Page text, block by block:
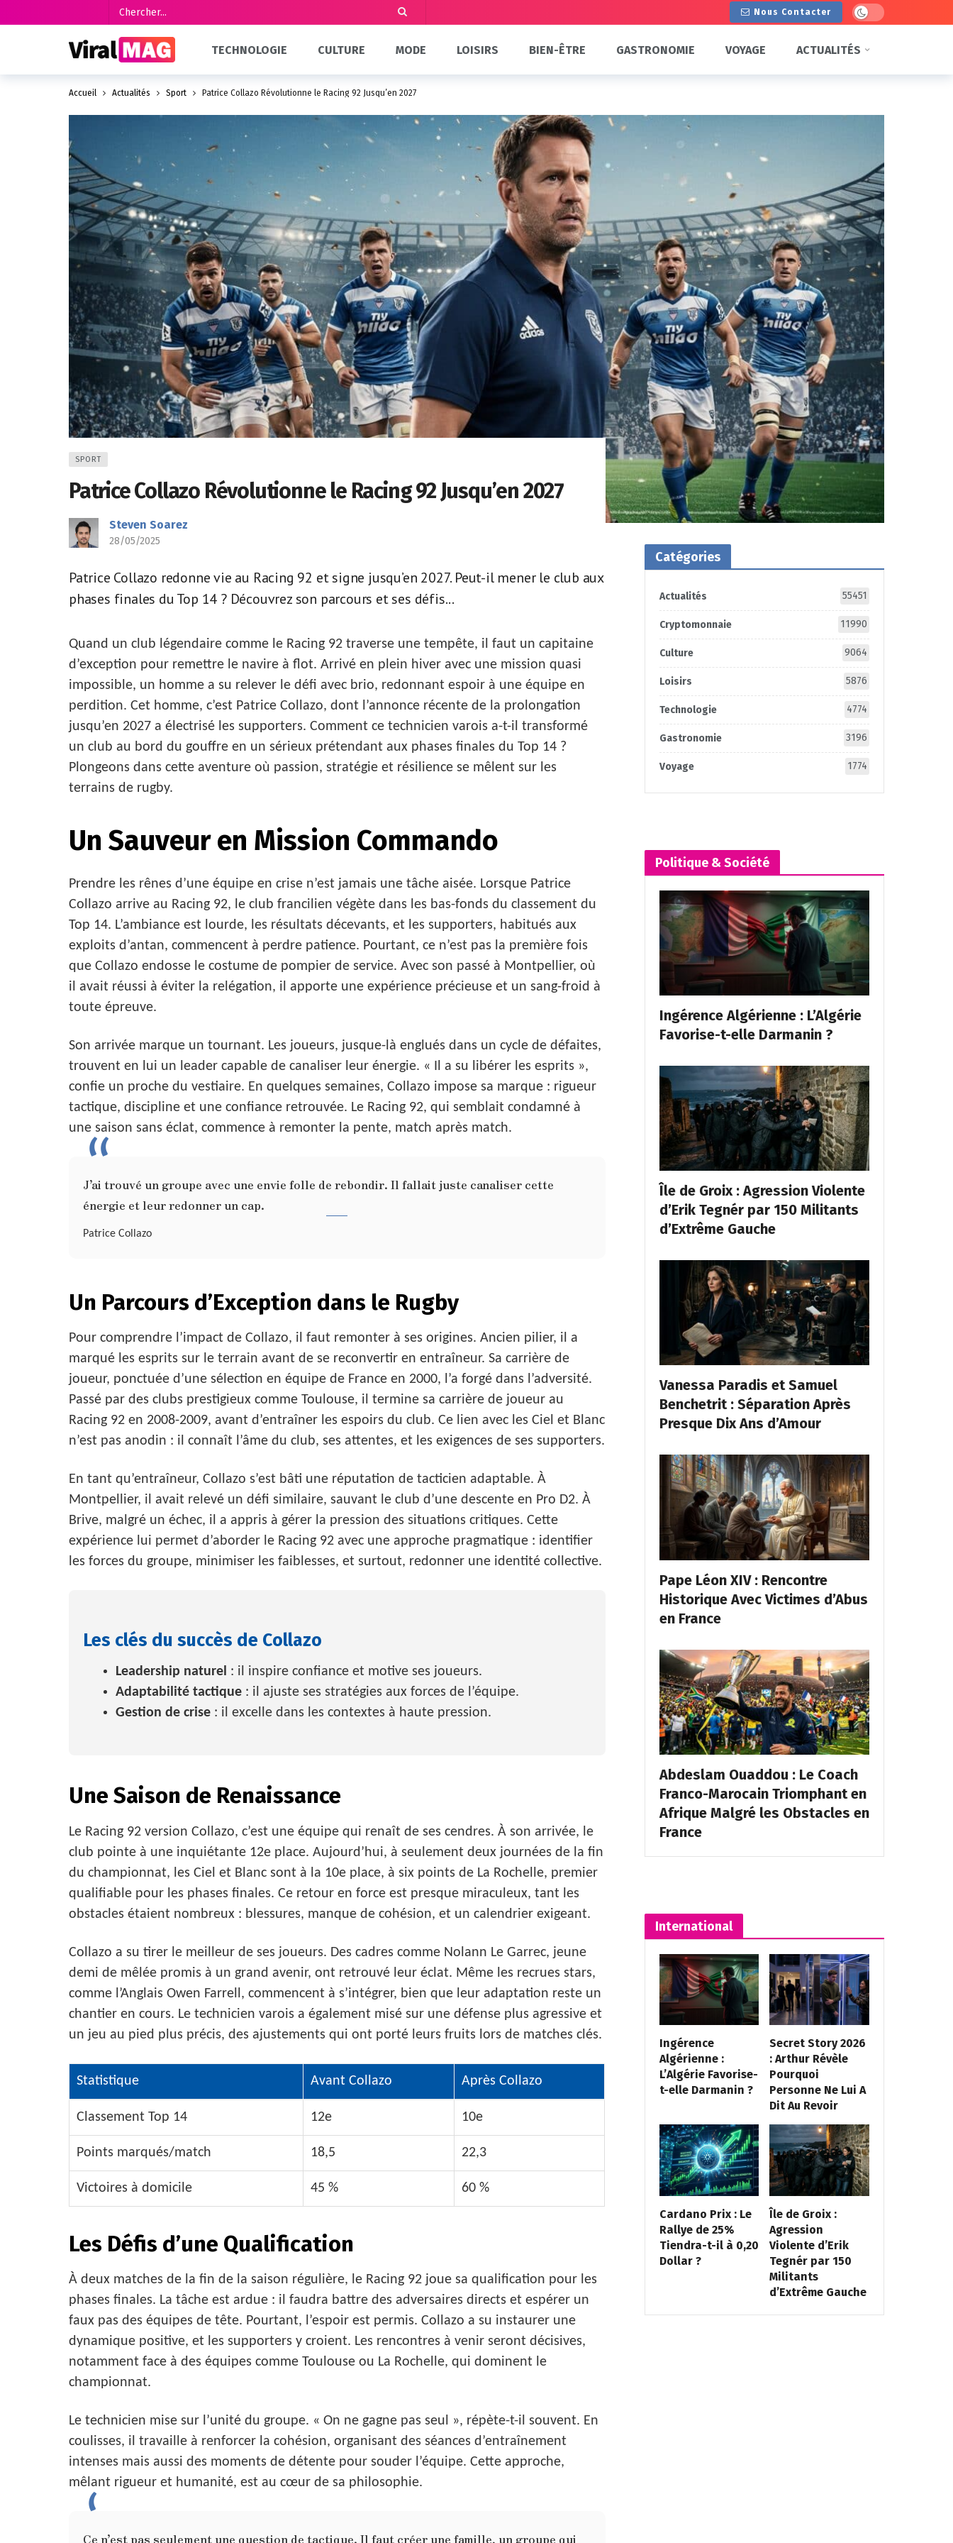
Nous Contacter Dark mode
TECHNOLOGIE CULTURE MODE LOISIRS BIEN-ÊTRE GASTRONOMIE VOYAGE ACTUALITÉS
Accueil Actualités Sport Patrice Collazo Révolutionne le Racing 92 Jusqu’en 2027
SPORT
Patrice Collazo Révolutionne le Racing 92 Jusqu’en 2027
Steven Soarez
28/05/2025
Patrice Collazo redonne vie au Racing 92 et signe jusqu’en 2027. Peut-il mener le club aux
phases finales du Top 14 ? Découvrez son parcours et ses défis...
Quand un club légendaire comme le Racing 92 traverse une tempête, il faut un capitaine
d’exception pour remettre le navire à flot. Arrivé en plein hiver avec une mission quasi
impossible, un homme a su relever le défi avec brio, redonnant espoir à une équipe en
perdition. Cet homme, c’est Patrice Collazo, dont l’annonce récente de la prolongation
jusqu’en 2027 a électrisé les supporters. Comment ce technicien varois a-t-il transformé
un club au bord du gouffre en un sérieux prétendant aux phases finales du Top 14 ?
Plongeons dans cette aventure où passion, stratégie et résilience se mêlent sur les
terrains de rugby.
Un Sauveur en Mission Commando
Prendre les rênes d’une équipe en crise n’est jamais une tâche aisée. Lorsque Patrice
Collazo arrive au Racing 92, le club francilien végète dans les bas-fonds du classement du
Top 14. L’ambiance est lourde, les résultats décevants, et les supporters, habitués aux
exploits d’antan, commencent à perdre patience. Pourtant, ce n’est pas la première fois
que Collazo endosse le costume de pompier de service. Avec son passé à Montpellier, où
il avait réussi à éviter la relégation, il apporte une expérience précieuse et un sang-froid à
toute épreuve.
Son arrivée marque un tournant. Les joueurs, jusque-là englués dans un cycle de défaites,
trouvent en lui un leader capable de canaliser leur énergie. « Il a su libérer les esprits »,
confie un proche du vestiaire. En quelques semaines, Collazo impose sa marque : rigueur
tactique, discipline et une confiance retrouvée. Le Racing 92, qui semblait condamné à
une saison sans éclat, commence à remonter la pente, match après match.
J’ai trouvé un groupe avec une envie folle de rebondir. Il fallait juste canaliser cette
énergie et leur redonner un cap.
Patrice Collazo
Un Parcours d’Exception dans le Rugby
Pour comprendre l’impact de Collazo, il faut remonter à ses origines. Ancien pilier, il a
marqué les esprits sur le terrain avant de se reconvertir en entraîneur. Sa carrière de
joueur, ponctuée d’une sélection en équipe de France en 2000, l’a forgé dans l’adversité.
Passé par des clubs prestigieux comme Toulouse, il termine sa carrière de joueur au
Racing 92 en 2008-2009, avant d’entraîner les espoirs du club. Ce lien avec les Ciel et Blanc
n’est pas anodin : il connaît l’âme du club, ses attentes, et les exigences de ses supporters.
En tant qu’entraîneur, Collazo s’est bâti une réputation de tacticien adaptable. À
Montpellier, il avait relevé un défi similaire, sauvant le club d’une descente en Pro D2. À
Brive, malgré un échec, il a appris à gérer la pression des situations critiques. Cette
expérience lui permet d’aborder le Racing 92 avec une approche pragmatique : identifier
les forces du groupe, minimiser les faiblesses, et surtout, redonner une identité collective.
Les clés du succès de Collazo
Leadership naturel : il inspire confiance et motive ses joueurs.
Adaptabilité tactique : il ajuste ses stratégies aux forces de l’équipe.
Gestion de crise : il excelle dans les contextes à haute pression.
Une Saison de Renaissance
Le Racing 92 version Collazo, c’est une équipe qui renaît de ses cendres. À son arrivée, le
club pointe à une inquiétante 12e place. Aujourd’hui, à seulement deux journées de la fin
du championnat, les Ciel et Blanc sont à la 10e place, à six points de La Rochelle, premier
qualifiable pour les phases finales. Ce retour en force est presque miraculeux, tant les
obstacles étaient nombreux : blessures, manque de cohésion, et un calendrier exigeant.
Collazo a su tirer le meilleur de ses joueurs. Des cadres comme Nolann Le Garrec, jeune
demi de mêlée promis à un grand avenir, ont retrouvé leur éclat. Même les recrues stars,
comme l’Anglais Owen Farrell, commencent à s’intégrer, bien que leur adaptation reste un
chantier en cours. Le technicien varois a également misé sur une défense plus agressive et
un jeu au pied plus précis, des ajustements qui ont porté leurs fruits lors de matches clés.
Statistique Avant Collazo Après Collazo
Classement Top 14 12e 10e
Points marqués/match 18,5 22,3
Victoires à domicile 45 % 60 %
Les Défis d’une Qualification
À deux matches de la fin de la saison régulière, le Racing 92 joue sa qualification pour les
phases finales. La tâche est ardue : il faudra battre des adversaires directs et espérer un
faux pas des équipes de tête. Pourtant, l’espoir est permis. Collazo a su instaurer une
dynamique positive, et les supporters y croient. Les rencontres à venir seront décisives,
notamment face à des équipes comme Toulouse ou La Rochelle, qui dominent le
championnat.
Le technicien mise sur l’unité du groupe. « On ne gagne pas seul », répète-t-il souvent. En
coulisses, il travaille à renforcer la cohésion, organisant des séances d’entraînement
intenses mais aussi des moments de détente pour souder l’équipe. Cette approche,
mêlant rigueur et humanité, est au cœur de sa philosophie.
Ce n’est pas seulement une question de tactique. Il faut créer une famille, un groupe qui
Catégories
Actualités 55451
Cryptomonnaie 11990
Culture 9064
Loisirs 5876
Technologie 4774
Gastronomie 3196
Voyage 1774
Politique & Société
Ingérence Algérienne : L’Algérie
Favorise-t-elle Darmanin ?
Île de Groix : Agression Violente
d’Erik Tegnér par 150 Militants
d’Extrême Gauche
Vanessa Paradis et Samuel
Benchetrit : Séparation Après
Presque Dix Ans d’Amour
Pape Léon XIV : Rencontre
Historique Avec Victimes d’Abus
en France
Abdeslam Ouaddou : Le Coach
Franco-Marocain Triomphant en
Afrique Malgré les Obstacles en
France
International
Ingérence
Algérienne :
L’Algérie Favorise-
t-elle Darmanin ?
Secret Story 2026
: Arthur Révèle
Pourquoi
Personne Ne Lui A
Dit Au Revoir
Cardano Prix : Le
Rallye de 25%
Tiendra-t-il à 0,20
Dollar ?
Île de Groix :
Agression
Violente d’Erik
Tegnér par 150
Militants
d’Extrême Gauche